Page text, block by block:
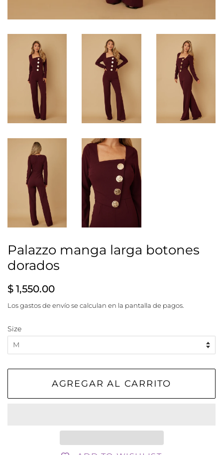
Palazzo manga larga botones
dorados
Precio
$ 1,550.00
venta
Losgastos de envíose calculan en la pantalla de pagos.
Size
AGREGAR AL CARRITO